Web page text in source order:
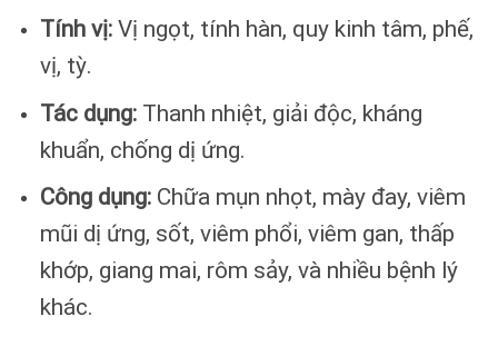
Tính vị:Vị ngọt, tính hàn, quy kinh tâm, phế,
vị, tỳ.
Tác dụng:Thanh nhiệt, giải độc, kháng
khuẩn, chống dị ứng.
Công dụng:Chữa mụn nhọt, mày đay, viêm
mũi dị ứng, sốt, viêm phổi, viêm gan, thấp
khớp, giang mai, rôm sảy, và nhiều bệnh lý
khác.